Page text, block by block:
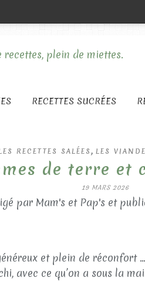
RECETTES SUCRÉES
RECETTES SALÉES , LES
de terre et
19 MARS 2026
par Mam's et Pap's et
et plein de réconfort …
avec ce qu’on a sous la